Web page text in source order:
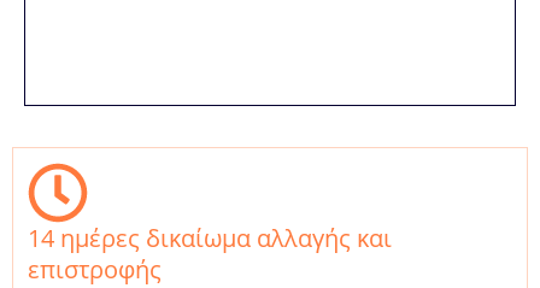
14 ημέρες δικαίωμα αλλαγής και
επιστροφής